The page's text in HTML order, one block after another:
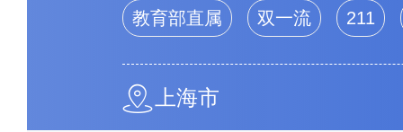
教育部直属 双一流 211
上海市